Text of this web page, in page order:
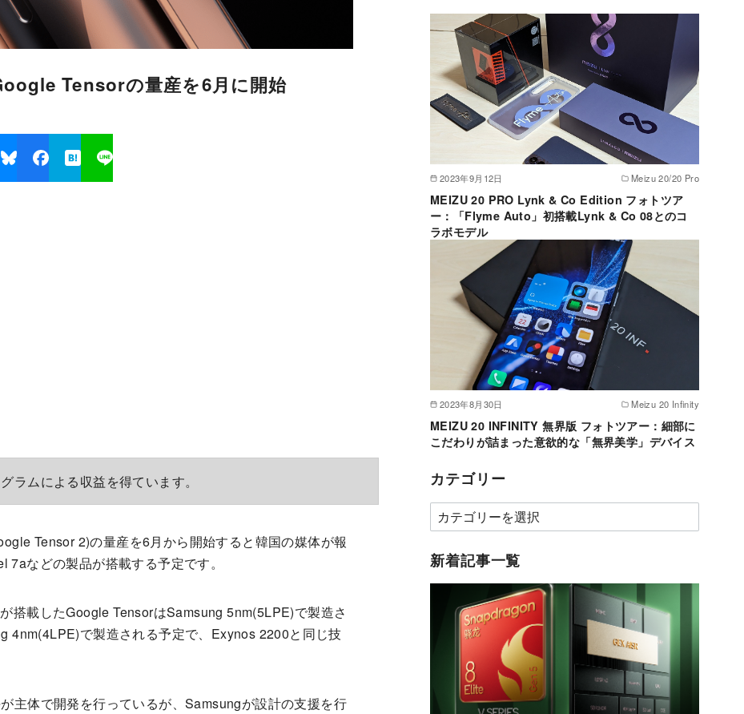
Tensorの量産を6月に開始
ラムによる収益を得ています。
Tensor 2)の量産を6月から開始すると韓国の媒体が報
などの製品が搭載する予定です。
搭載したGoogle TensorはSamsung 5nm(5LPE)で製造さ
4nm(4LPE)で製造される予定で、Exynos 2200と同じ技
主体で開発を行っているが、Samsungが設計の支援を行
2023年9月12日 Meizu 20/20 Pro
MEIZU 20 PRO Lynk & Co Edition フォトツア
ー：「Flyme Auto」初搭載Lynk & Co 08とのコ
ラボモデル
2023年8月30日 Meizu 20 Infinity
MEIZU 20 INFINITY 無界版 フォトツアー：細部に
こだわりが詰まった意欲的な「無界美学」デバイス
カテゴリー
カ
テ
ゴ
新着記事一覧